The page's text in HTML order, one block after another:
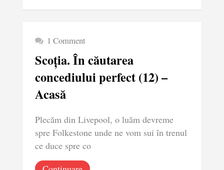
1 Comment
Scoția. În căutarea
concediului perfect (12) –
Acasă
Plecăm din Livepool, o luăm devreme
spre Folkestone unde ne vom sui în trenul
ce duce spre co